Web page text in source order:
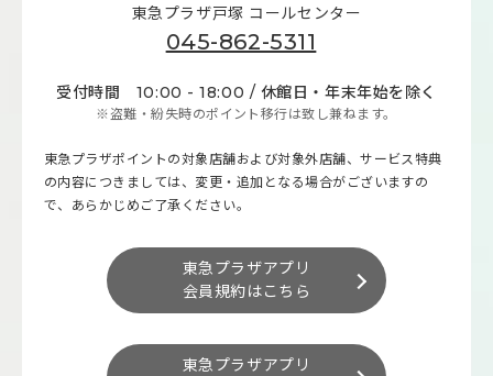
東急プラザ戸塚 コールセンター
045-862-5311
受付時間 10:00 - 18:00 / 休館日・年末年始を除く
※盗難・紛失時のポイント移行は致し兼ねます。
東急プラザポイントの対象店舗および対象外店舗、サービス特典
の内容につきましては、変更・追加となる場合がございますの
で、あらかじめご了承ください。
東急プラザアプリ
会員規約はこちら
東急プラザアプリ